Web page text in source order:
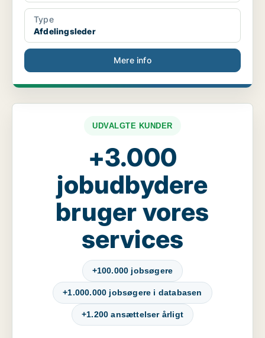
Type
Afdelingsleder
Mere info
UDVALGTE KUNDER
+3.000
jobudbydere
bruger vores
services
+100.000 jobsøgere
+1.000.000 jobsøgere i databasen
+1.200 ansættelser årligt